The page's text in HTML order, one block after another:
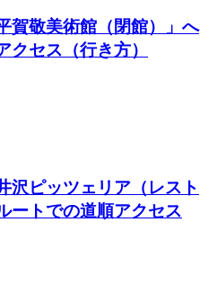
賀敬美術館（閉館）」へ
クセス（行き方）
沢ピッツェリア（レスト
ートでの道順アクセス